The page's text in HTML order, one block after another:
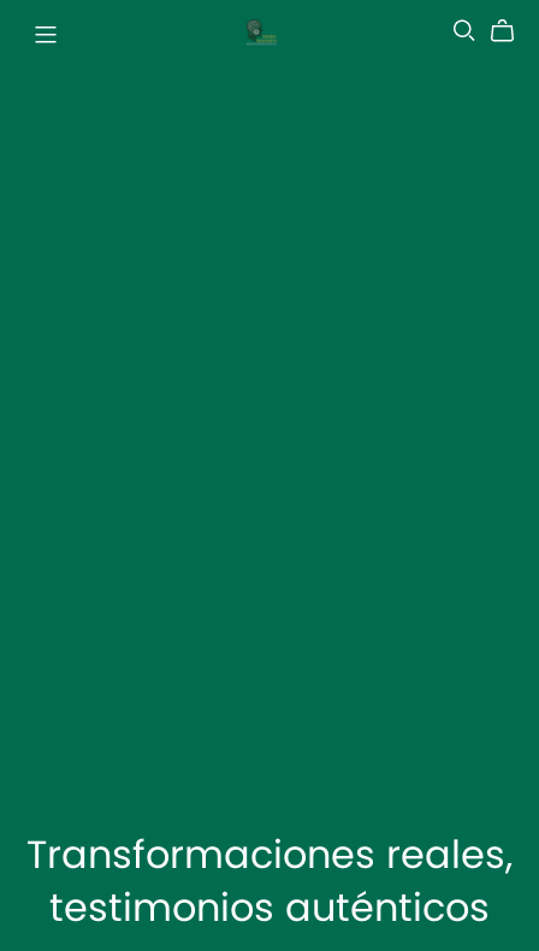
Transformaciones reales,
testimonios auténticos